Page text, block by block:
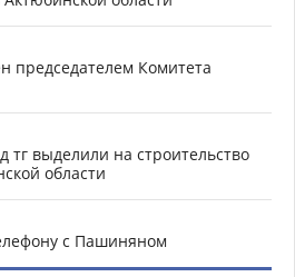
председателем Комитета
тг выделили на строительство
области
с Пашиняном